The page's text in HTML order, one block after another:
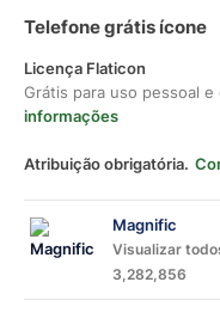
Telefone grátis ícone
Licença Flaticon
Grátis para uso pessoal
informações
Atribuição obrigatória.
Magnific
Visualizar
3,282,856